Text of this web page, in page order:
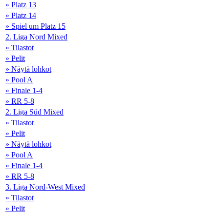
» Platz 13
» Platz 14
» Spiel um Platz 15
2. Liga Nord Mixed
» Tilastot
» Pelit
» Näytä lohkot
» Pool A
» Finale 1-4
» RR 5-8
2. Liga Süd Mixed
» Tilastot
» Pelit
» Näytä lohkot
» Pool A
» Finale 1-4
» RR 5-8
3. Liga Nord-West Mixed
» Tilastot
» Pelit